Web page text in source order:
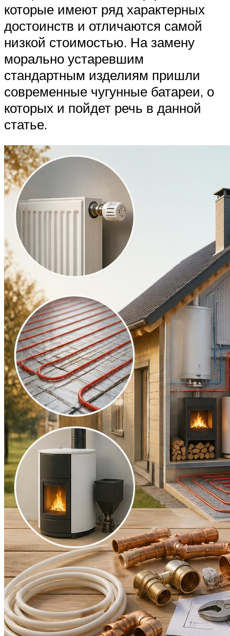
которые имеют ряд характерных
достоинств и отличаются самой
низкой стоимостью. На замену
морально устаревшим
стандартным изделиям пришли
современные чугунные батареи, о
которых и пойдет речь в данной
статье.